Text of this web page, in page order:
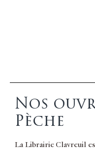
Nos
Pèche
La Librairie Clavreuil